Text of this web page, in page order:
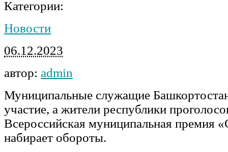
Категории:
Новости
06.12.2023
автор: admin
Муниципальные служащие
участие, а жители республики
Всероссийская муниципальная премия
набирает обороты.